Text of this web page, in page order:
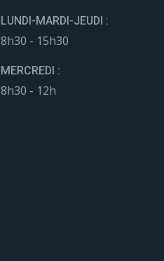
LUNDI-MARDI-JEUDI :
8h30 - 15h30
MERCREDI :
8h30 - 12h